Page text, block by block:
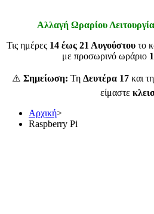
Αλλαγή Ωραρίου
Τις ημέρες 14 έως 21 Αυγούστου το
με προσωρινό ωράριο
⚠️ Σημείωση: Τη Δευτέρα 17 και
είμαστε
Αρχική>
Raspberry Pi